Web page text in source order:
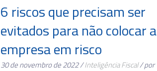
6 riscos que precisam ser
evitados para não colocar a
empresa em risco
30 de novembro de 2022 /Inteligência Fiscal/ por